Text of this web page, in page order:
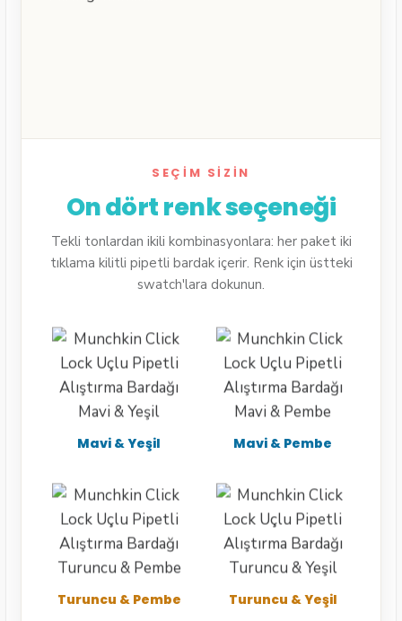
SEÇIM SIZIN
On dört renk seçeneği
Tekli tonlardan ikili kombinasyonlara: her paket iki
tıklama kilitli pipetli bardak içerir. Renk için üstteki
swatch'lara dokunun.
Mavi & Yeşil Mavi & Pembe
Turuncu & Pembe Turuncu & Yeşil